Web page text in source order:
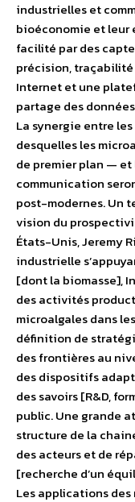
industrielles et
bioéconomie et leur
facilité par des
précision,
Internet et une
partage des
La synergie entre
desquelles les
de premier plan —
communication
post-modernes. Un
vision du
États-Unis, Jeremy
industrielle
[dont la biomasse],
des activités
microalgales dans
définition de
des frontières au
des dispositifs
des savoirs [R&D,
public. Une grande
structure de la
des acteurs et de
[recherche d’un
Les applications